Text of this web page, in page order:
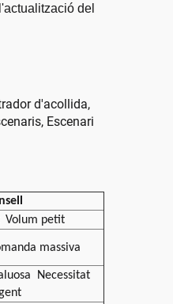
del
d'acollida,
Escenari
Volum petit
massiva
Necessitat